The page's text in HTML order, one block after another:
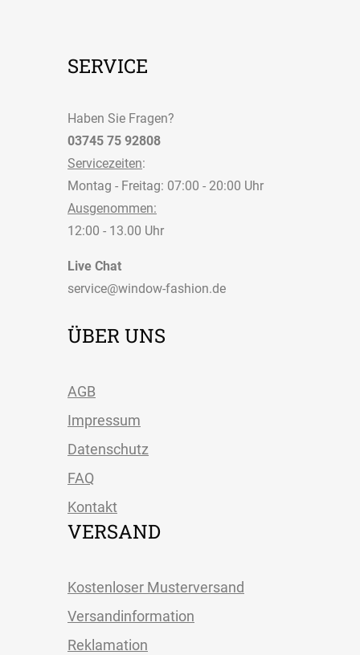
SERVICE
Haben Sie Fragen?
03745 75 92808
Servicezeiten:
Montag - Freitag: 07:00 - 20:00 Uhr
Ausgenommen:
12:00 - 13.00 Uhr
Live Chat
service@window-fashion.de
ÜBER UNS
AGB
Impressum
Datenschutz
FAQ
Kontakt
VERSAND
Kostenloser Musterversand
Versandinformation
Reklamation